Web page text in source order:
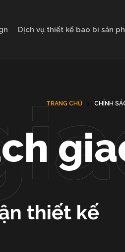
Dịch vụ thiết kế bao bì sản
TRANG CHỦ CHÍNH
thiết kế